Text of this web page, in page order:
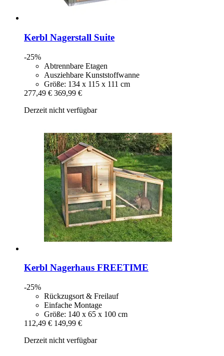
Kerbl Nagerstall Suite
-25%
Abtrennbare Etagen
Ausziehbare Kunststoffwanne
Größe: 134 x 115 x 111 cm
277,49 € 369,99 €
Derzeit nicht verfügbar
Kerbl Nagerhaus FREETIME
-25%
Rückzugsort & Freilauf
Einfache Montage
Größe: 140 x 65 x 100 cm
112,49 € 149,99 €
Derzeit nicht verfügbar